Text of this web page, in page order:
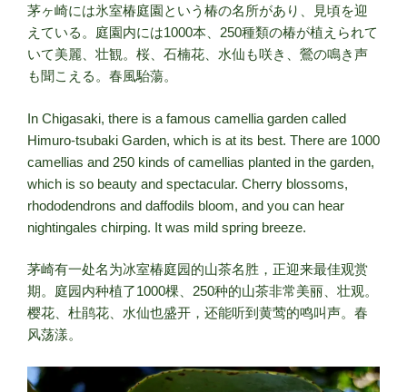
茅ヶ崎には氷室椿庭園という椿の名所があり、見頃を迎
えている。庭園内には1000本、250種類の椿が植えられて
いて美麗、壮観。桜、石楠花、水仙も咲き、鶯の鳴き声
も聞こえる。春風駘蕩。
In Chigasaki, there is a famous camellia garden called
Himuro-tsubaki Garden, which is at its best. There are 1000
camellias and 250 kinds of camellias planted in the garden,
which is so beauty and spectacular. Cherry blossoms,
rhododendrons and daffodils bloom, and you can hear
nightingales chirping. It was mild spring breeze.
茅崎有一处名为冰室椿庭园的山茶名胜，正迎来最佳观赏
期。庭园内种植了1000棵、250种的山茶非常美丽、壮观。
樱花、杜鹃花、水仙也盛开，还能听到黄莺的鸣叫声。春
风荡漾。